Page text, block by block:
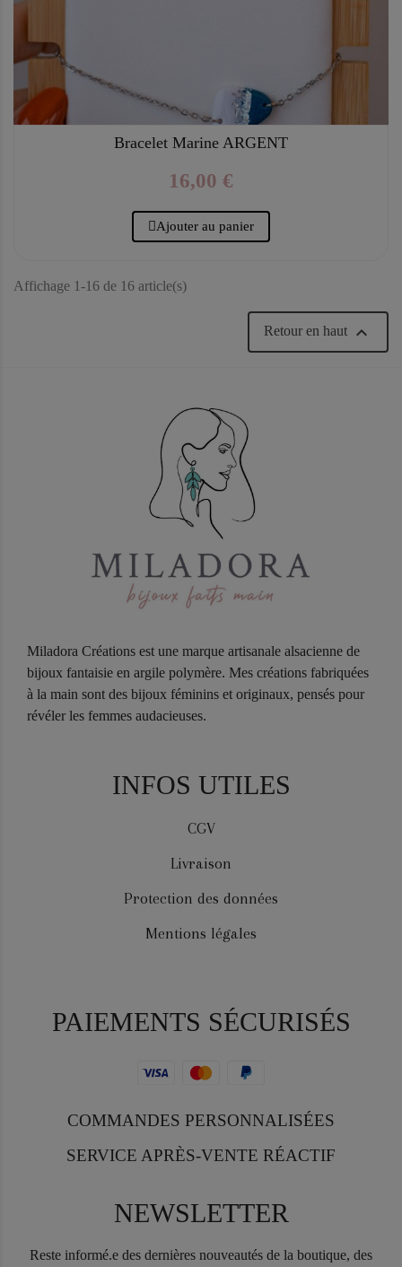
Bracelet Marine ARGENT
16,00 €
Ajouter au panier
Affichage 1-16 de 16 article(s)
Retour en haut 
Miladora Créations est une marque artisanale alsacienne de
bijoux fantaisie en argile polymère. Mes créations fabriquées
à la main sont des bijoux féminins et originaux, pensés pour
révéler les femmes audacieuses.
INFOS UTILES
CGV
Livraison
Protection des données
Mentions légales
PAIEMENTS SÉCURISÉS
COMMANDES PERSONNALISÉES
SERVICE APRÈS-VENTE RÉACTIF
NEWSLETTER
Reste informé.e des dernières nouveautés de la boutique, des